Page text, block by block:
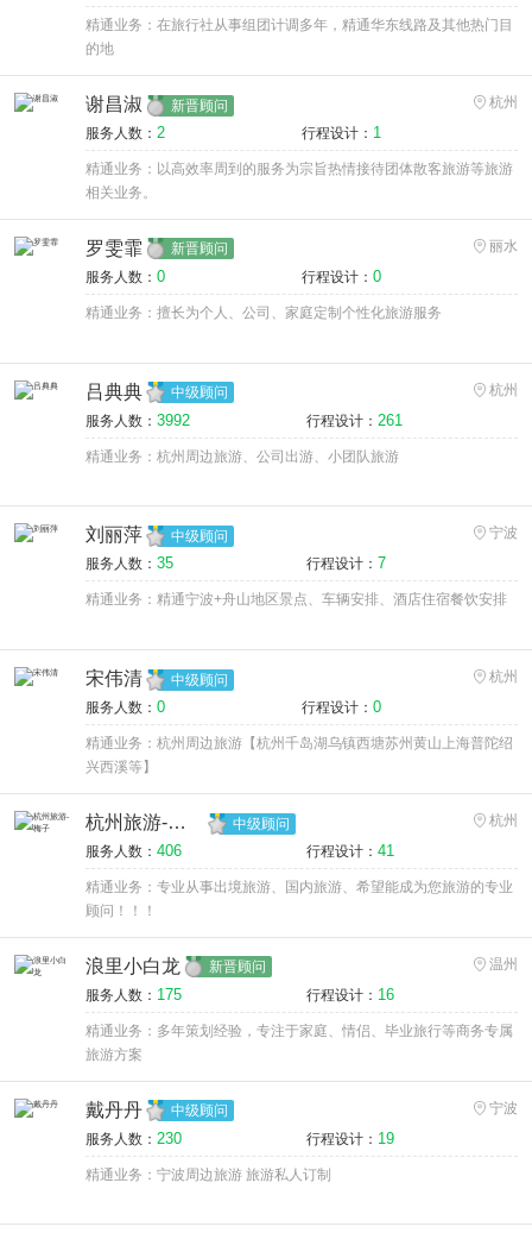
精通业务：在旅行社从事组团计调多年，精通华东线路及其他热门目
的地
谢昌淑 新晋顾问
杭州
服务人数： 2 行程设计： 1
精通业务：以高效率周到的服务为宗旨热情接待团体散客旅游等旅游
相关业务。
罗雯霏 新晋顾问
丽水
服务人数： 0 行程设计： 0
精通业务：擅长为个人、公司、家庭定制个性化旅游服务
吕典典 中级顾问
杭州
服务人数： 3992 行程设计： 261
精通业务：杭州周边旅游、公司出游、小团队旅游
刘丽萍 中级顾问
宁波
服务人数： 35 行程设计： 7
精通业务：精通宁波+舟山地区景点、车辆安排、酒店住宿餐饮安排
宋伟清 中级顾问
杭州
服务人数： 0 行程设计： 0
精通业务：杭州周边旅游【杭州千岛湖乌镇西塘苏州黄山上海普陀绍
兴西溪等】
杭州旅游-梅子 中级顾问
杭州
服务人数： 406 行程设计： 41
精通业务：专业从事出境旅游、国内旅游、希望能成为您旅游的专业
顾问！！！
浪里小白龙 新晋顾问
温州
服务人数： 175 行程设计： 16
精通业务：多年策划经验，专注于家庭、情侣、毕业旅行等商务专属
旅游方案
戴丹丹 中级顾问
宁波
服务人数： 230 行程设计： 19
精通业务：宁波周边旅游 旅游私人订制